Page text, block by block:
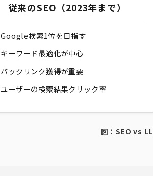
従来のSEO（2023年まで）
Google検索1位を目指す
キーワード最適化が中心
バックリンク獲得が重要
ユーザーの検索結果クリック率
図：SEO vs